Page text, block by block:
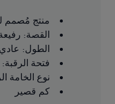
منتج مُصمم
القصة:
الطول: عادي
فتحة
نوع الخامة
كم قصير